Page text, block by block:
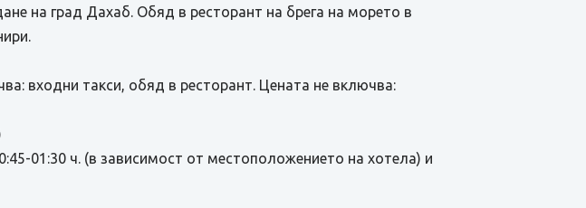
на град Дахаб. Обяд в ресторант на брега на морето в
входни такси, обяд в ресторант. Цената не включва:
01:30 ч. (в зависимост от местоположението на хотела) и